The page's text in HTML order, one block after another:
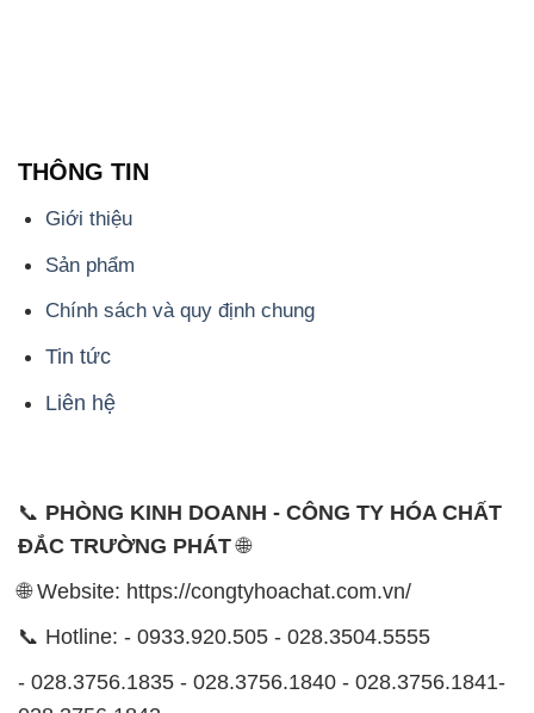
Chính sách và quy định chung
Tin tức
Liên hệ
📞
PHÒNG KINH DOANH - CÔNG TY HÓA CHẤT
ĐẮC TRƯỜNG PHÁT
- 028.3756.1835 - 028.3756.1840 - 028.3756.1841-
0902.765.866
📧 Email: hoachat@dactruongphat.vn